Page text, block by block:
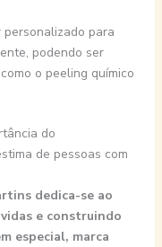
para
podendo ser
o peeling químico
do
de pessoas com
dedica-se ao
e construindo
especial, marca